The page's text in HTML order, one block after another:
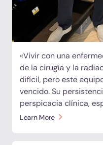
pacientes a alcanzar
esposa y yo nos
mejor informados y
nuestro regreso en
«Vivir con una
de la cirugía y la
difícil, pero este
vencido. Su
perspicacia clínica,
oxigenoterapia
Learn More